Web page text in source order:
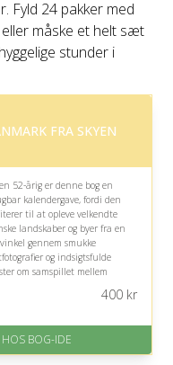
Fyld 24 pakker med
måske et helt sæt
stunder i
FRA SKYEN
52-årig er denne bog en
kalendergave, fordi den
til at opleve velkendte
landskaber og byer fra en
gennem smukke
og indsigtsfulde
om samspillet mellem
leveringstid
400kr
HOS BOG-IDE